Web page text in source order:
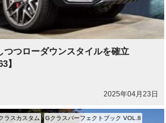
つつローダウンスタイルを確立
】
2025年04月23日
ラスカスタム Gクラスパーフェクトブック VOL.8